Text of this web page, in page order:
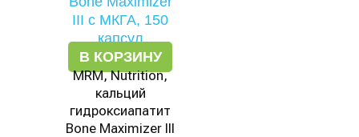
В КОРЗИНУ
MRM, Nutrition,
кальций
гидроксиапатит
Bone Maximizer III